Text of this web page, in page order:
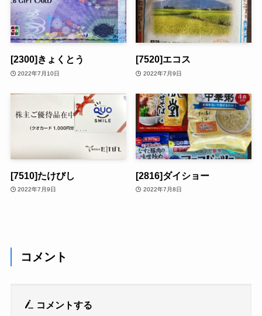
[2300]きょくとう
2022年7月10日
[7520]エコス
2022年7月9日
[7510]たけびし
2022年7月9日
[2816]ダイショー
2022年7月8日
コメント
コメントする